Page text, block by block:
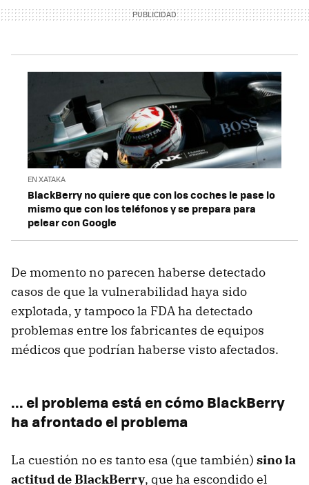
EN XATAKA
BlackBerry no quiere que con los coches le pase lo
mismo que con los teléfonos y se prepara para
pelear con Google
De momento no parecen haberse detectado
casos de que la vulnerabilidad haya sido
explotada, y tampoco la FDA ha detectado
problemas entre los fabricantes de equipos
médicos que podrían haberse visto afectados.
... el problema está en cómo BlackBerry
ha afrontado el problema
La cuestión no es tanto esa (que también) sino la
actitud de BlackBerry, que ha escondido el